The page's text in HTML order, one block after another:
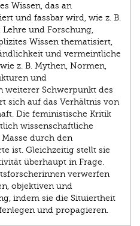
Wissen, das an
und fassbar wird, wie z. B.
und Forschung,
Wissen thematisiert,
und vermeintliche
z. B. Mythen, Normen,
und
weiterer Schwerpunkt des
sich auf das Verhältnis von
Die feministische Kritik
wissenschaftliche
durch den
ist. Gleichzeitig stellt sie
überhaupt in Frage.
verwerfen
objektiven und
indem sie die Situiertheit
und propagieren.